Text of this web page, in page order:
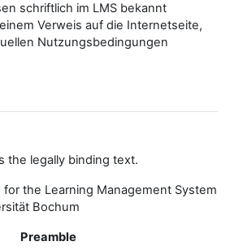
schriftlich im LMS bekannt
Verweis auf die Internetseite,
Nutzungsbedingungen
the legally binding text.
for the Learning Management System
Bochum
Preamble